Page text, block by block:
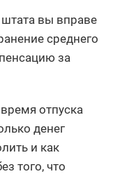
вы вправе
среднего
за
отпуска
денег
и как
того, что